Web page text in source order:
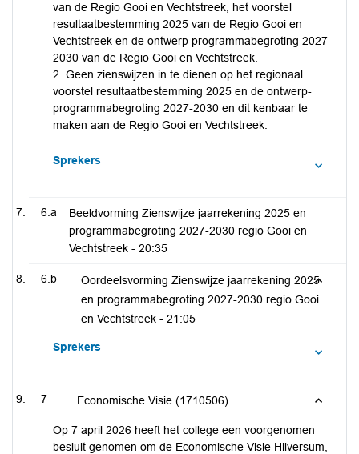
van de Regio Gooi en Vechtstreek, het voorstel
resultaatbestemming 2025 van de Regio Gooi en
Vechtstreek en de ontwerp programmabegroting 2027-
2030 van de Regio Gooi en Vechtstreek.
2. Geen zienswijzen in te dienen op het regionaal
voorstel resultaatbestemming 2025 en de ontwerp-
programmabegroting 2027-2030 en dit kenbaar te
maken aan de Regio Gooi en Vechtstreek.
Sprekers
6.a
Beeldvorming Zienswijze jaarrekening 2025 en
programmabegroting 2027-2030 regio Gooi en
Vechtstreek - 20:35
6.b
Oordeelsvorming Zienswijze jaarrekening 2025
en programmabegroting 2027-2030 regio Gooi
en Vechtstreek - 21:05
Sprekers
7 Economische Visie (1710506)
Op 7 april 2026 heeft het college een voorgenomen
besluit genomen om de Economische Visie Hilversum,